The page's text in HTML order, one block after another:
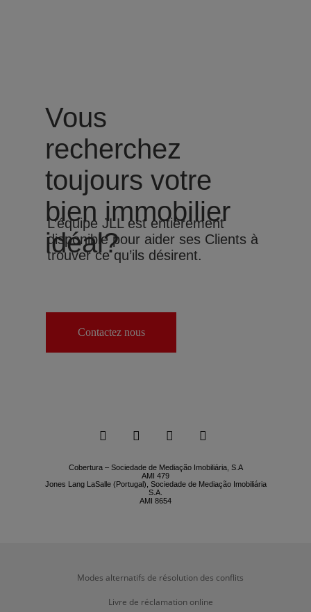
Vous
recherchez
toujours votre
bien immobilier
idéal?
L’équipe JLL est entièrement
disponible pour aider ses Clients à
trouver ce qu’ils désirent.
Contactez nous
Cobertura – Sociedade de Mediação Imobiliária, S.A
AMI 479
Jones Lang LaSalle (Portugal), Sociedade de Mediação Imobiliária
S.A.
AMI 8654
   
Modes alternatifs de résolution des conflits
Livre de réclamation online